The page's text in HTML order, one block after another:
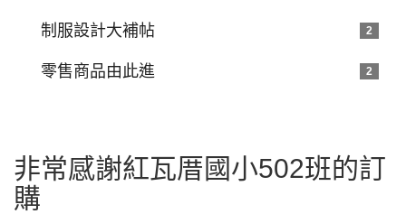
制服設計大補帖 2
零售商品由此進 2
非常感謝紅瓦厝國小502班的訂
購